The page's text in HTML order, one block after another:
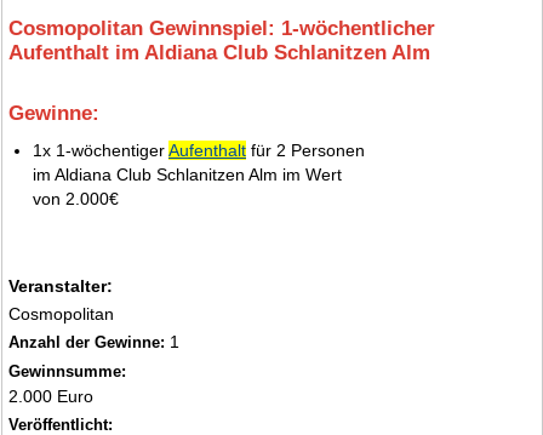
Cosmopolitan Gewinnspiel: 1‑wöchentlicher
Aufenthalt im Aldiana Club Schlanitzen Alm
Gewinne:
1x 1‑wöchentigerAufenthalt für 2 Personen
im Aldiana Club Schlanitzen Alm im Wert
von 2.000€
Veranstalter:
Cosmopolitan
Anzahl der Gewinne: 1
Gewinnsumme:
2.000 Euro
Veröffentlicht: